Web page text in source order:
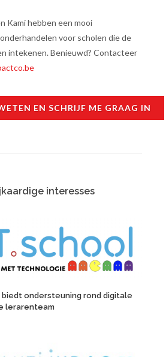
Kami hebben een mooi
voor scholen die de
intekenen. Benieuwd? Contacteer
EN SCHRIJF ME GRAAG IN
interesses
ondersteuning rond digitale
lerarenteam